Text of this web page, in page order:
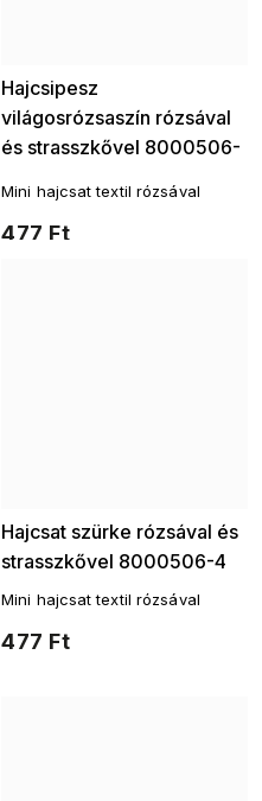
Hajcsipesz
világosrózsaszín rózsával
és strasszkővel 8000506-
477 Ft
Mini hajcsat textil rózsával
Hajcsat szürke rózsával és
strasszkővel 8000506-4
477 Ft
Mini hajcsat textil rózsával